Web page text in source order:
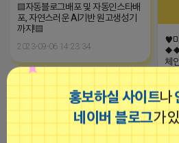
홍보하실 사이트나
네이버 블로그가
▤자동블로그배포 및 자동인스타배
포, 자연스러운 AI기반 원고생성기
까지!▤
2023-09-06 14:23:34
♥
◆◆
체
체
★
난
폼
비공개